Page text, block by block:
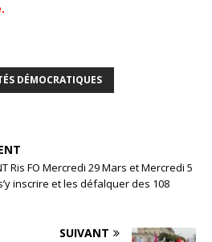
DÉMOCRATIQUES
Ris FO Mercredi 29 Mars et Mercredi 5
inscrire et les défalquer des 108
SUIVANT